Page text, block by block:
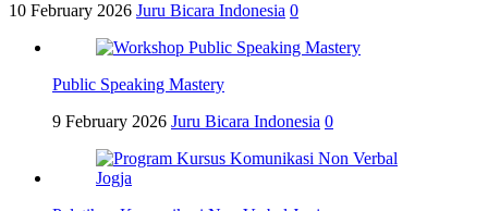
10 February 2026 Juru Bicara Indonesia 0
Public Speaking Mastery
9 February 2026 Juru Bicara Indonesia 0